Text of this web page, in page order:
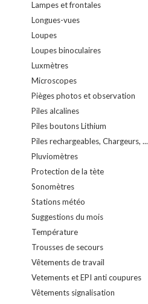
Lampes et frontales
Longues-vues
Loupes
Loupes binoculaires
Luxmètres
Microscopes
Pièges photos et observation
Piles alcalines
Piles boutons Lithium
Piles rechargeables, Chargeurs, ...
Pluviomètres
Protection de la tète
Sonomètres
Stations météo
Suggestions du mois
Température
Trousses de secours
Vêtements de travail
Vetements et EPI anti coupures
Vêtements signalisation